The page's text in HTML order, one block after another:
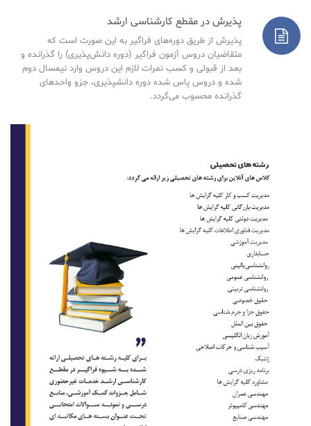
پذیرش در مقطع کارشناسی ارشد
پذیرش از طریق دوره‌های فراگیر به این صورت است که
متقاضیان دروس آزمون فراگیر (دوره دانش‌پذیری) را گذرانده و
بعد از قبولی و کسب نمرات لازم این دروس وارد نیمسال دوم
شده و دروس پاس شده دوره دانشپذیری، جزو واحدهای
گذرانده محسوب می‌گردد.